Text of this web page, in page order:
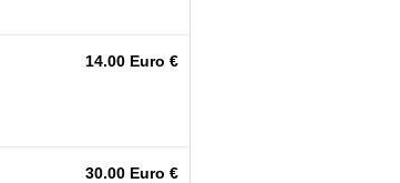
14.00 Euro €
30.00 Euro €